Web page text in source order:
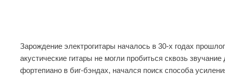
Зарождение электрогитары началось в 30-х годах
акустические гитары не могли пробиться сквозь
фортепиано в биг-бэндах, начался поиск способа